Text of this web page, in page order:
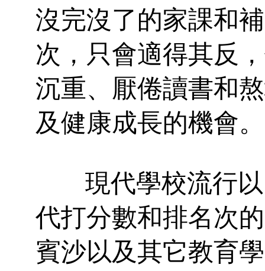
沒完沒了的家課和
次，只會適得其反
沉重、厭倦讀書和
及健康成長的機會。
現代學校流行以
代打分數和排名次
賓沙以及其它教育